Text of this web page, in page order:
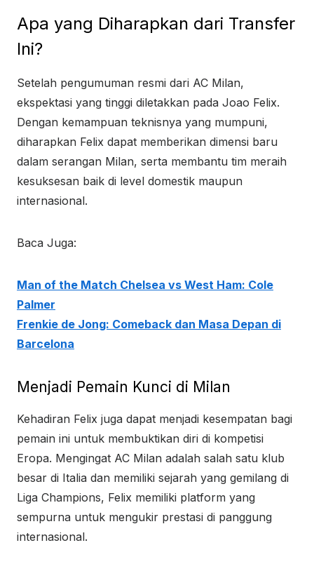
Apa yang Diharapkan dari Transfer
Ini?
Setelah pengumuman resmi dari AC Milan,
ekspektasi yang tinggi diletakkan pada Joao Felix.
Dengan kemampuan teknisnya yang mumpuni,
diharapkan Felix dapat memberikan dimensi baru
dalam serangan Milan, serta membantu tim meraih
kesuksesan baik di level domestik maupun
internasional.
Baca Juga:
Man of the Match Chelsea vs West Ham: Cole
Palmer
Frenkie de Jong: Comeback dan Masa Depan di
Barcelona
Menjadi Pemain Kunci di Milan
Kehadiran Felix juga dapat menjadi kesempatan bagi
pemain ini untuk membuktikan diri di kompetisi
Eropa. Mengingat AC Milan adalah salah satu klub
besar di Italia dan memiliki sejarah yang gemilang di
Liga Champions, Felix memiliki platform yang
sempurna untuk mengukir prestasi di panggung
internasional.